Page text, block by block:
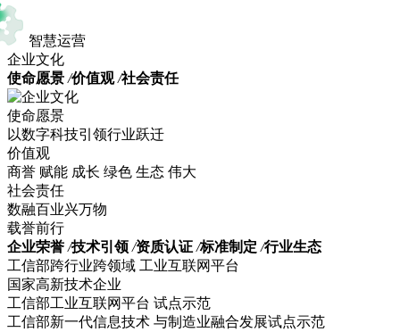
智慧运营
企业文化
使命愿景 /价值观 /社会责任
使命愿景
以数字科技引领行业跃迁
价值观
商誉 赋能 成长 绿色 生态 伟大
社会责任
数融百业兴万物
载誉前行
企业荣誉 /技术引领 /资质认证 /标准制定 /行业生态
工信部跨行业跨领域 工业互联网平台
国家高新技术企业
工信部工业互联网平台 试点示范
工信部新一代信息技术 与制造业融合发展试点示范